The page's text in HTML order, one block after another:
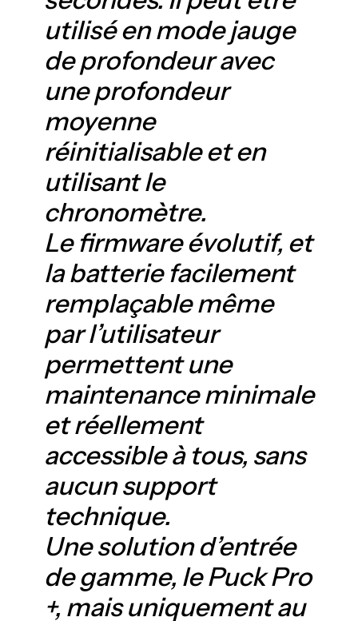
utilisé en mode jauge
de profondeur avec
une profondeur
moyenne
réinitialisable et en
utilisant le
chronomètre.
Le firmware évolutif, et
la batterie facilement
remplaçable même
par l’utilisateur
permettent une
maintenance minimale
et réellement
accessible à tous, sans
aucun support
technique.
Une solution d’entrée
de gamme, le Puck Pro
+, mais uniquement au